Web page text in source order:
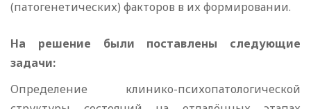
(патогенетических) факторов в их формировании.
На решение были поставлены следующие
задачи:
Определение клинико-психопатологической